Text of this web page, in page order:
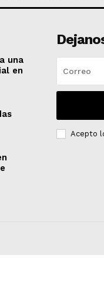
una
en
Acepto